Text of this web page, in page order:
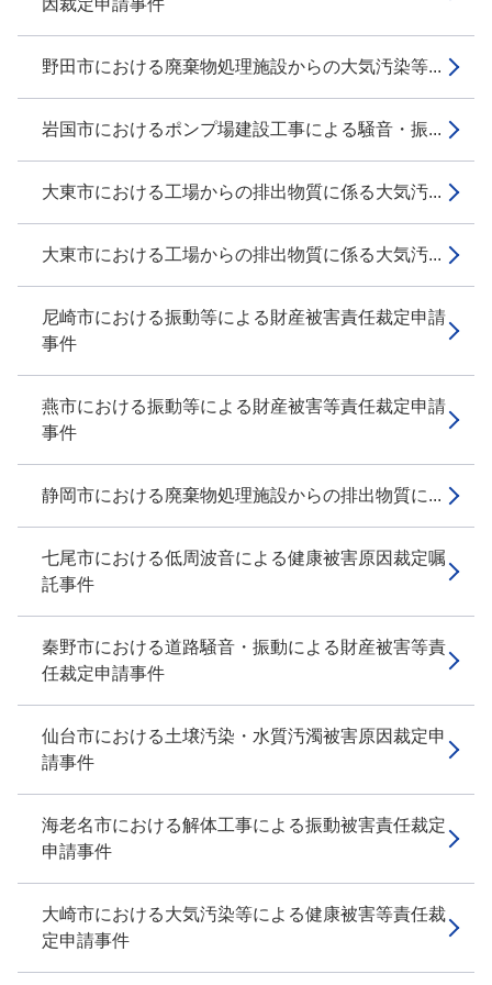
因裁定申請事件
野田市における廃棄物処理施設からの大気汚染等...
岩国市におけるポンプ場建設工事による騒音・振...
大東市における工場からの排出物質に係る大気汚...
大東市における工場からの排出物質に係る大気汚...
尼崎市における振動等による財産被害責任裁定申請
事件
燕市における振動等による財産被害等責任裁定申請
事件
静岡市における廃棄物処理施設からの排出物質に...
七尾市における低周波音による健康被害原因裁定嘱
託事件
秦野市における道路騒音・振動による財産被害等責
任裁定申請事件
仙台市における土壌汚染・水質汚濁被害原因裁定申
請事件
海老名市における解体工事による振動被害責任裁定
申請事件
大崎市における大気汚染等による健康被害等責任裁
定申請事件